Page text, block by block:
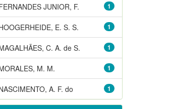
1
JUNIOR, F.
1
E. S. S.
1
C. A. de S.
1
M. M.
1
A. F. do